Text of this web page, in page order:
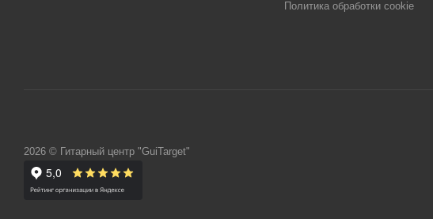
Политика обработки cookie
2026 © Гитарный центр "GuiTarget"